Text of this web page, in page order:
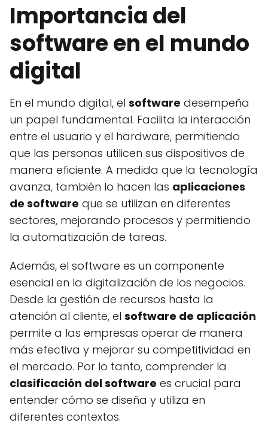
Importancia del
software en el mundo
digital
En el mundo digital, el software desempeña
un papel fundamental. Facilita la interacción
entre el usuario y el hardware, permitiendo
que las personas utilicen sus dispositivos de
manera eficiente. A medida que la tecnología
avanza, también lo hacen las aplicaciones
de software que se utilizan en diferentes
sectores, mejorando procesos y permitiendo
la automatización de tareas.
Además, el software es un componente
esencial en la digitalización de los negocios.
Desde la gestión de recursos hasta la
atención al cliente, el software de aplicación
permite a las empresas operar de manera
más efectiva y mejorar su competitividad en
el mercado. Por lo tanto, comprender la
clasificación del software es crucial para
entender cómo se diseña y utiliza en
diferentes contextos.